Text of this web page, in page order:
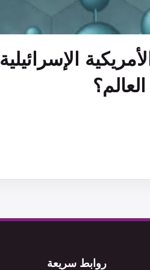
الإسرائيلية
روابط سريعة